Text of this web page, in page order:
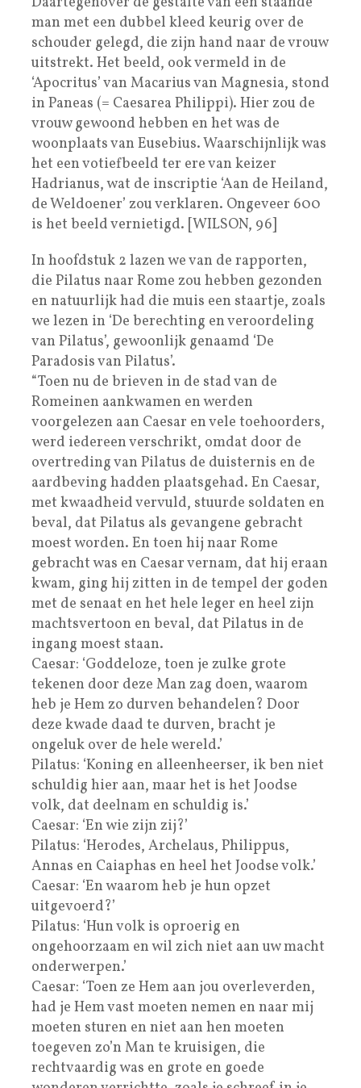
man met een dubbel kleed keurig over de
schouder gelegd, die zijn hand naar de vrouw
uitstrekt. Het beeld, ook vermeld in de
‘Apocritus’ van Macarius van Magnesia, stond
in Paneas (= Caesarea Philippi). Hier zou de
vrouw gewoond hebben en het was de
woonplaats van Eusebius. Waarschijnlijk was
het een votiefbeeld ter ere van keizer
Hadrianus, wat de inscriptie ‘Aan de Heiland,
de Weldoener’ zou verklaren. Ongeveer 600
is het beeld vernietigd. [WILSON, 96]
In hoofdstuk 2 lazen we van de rapporten,
die Pilatus naar Rome zou hebben gezonden
en natuurlijk had die muis een staartje, zoals
we lezen in ‘De berechting en veroordeling
van Pilatus’, gewoonlijk genaamd ‘De
Paradosis van Pilatus’.
“Toen nu de brieven in de stad van de
Romeinen aankwamen en werden
voorgelezen aan Caesar en vele toehoorders,
werd iedereen verschrikt, omdat door de
overtreding van Pilatus de duisternis en de
aardbeving hadden plaatsgehad. En Caesar,
met kwaadheid vervuld, stuurde soldaten en
beval, dat Pilatus als gevangene gebracht
moest worden. En toen hij naar Rome
gebracht was en Caesar vernam, dat hij eraan
kwam, ging hij zitten in de tempel der goden
met de senaat en het hele leger en heel zijn
machtsvertoon en beval, dat Pilatus in de
ingang moest staan.
Caesar: ‘Goddeloze, toen je zulke grote
tekenen door deze Man zag doen, waarom
heb je Hem zo durven behandelen? Door
deze kwade daad te durven, bracht je
ongeluk over de hele wereld.’
Pilatus: ‘Koning en alleenheerser, ik ben niet
schuldig hier aan, maar het is het Joodse
volk, dat deelnam en schuldig is.’
Caesar: ‘En wie zijn zij?’
Pilatus: ‘Herodes, Archelaus, Philippus,
Annas en Caiaphas en heel het Joodse volk.’
Caesar: ‘En waarom heb je hun opzet
uitgevoerd?’
Pilatus: ‘Hun volk is oproerig en
ongehoorzaam en wil zich niet aan uw macht
onderwerpen.’
Caesar: ‘Toen ze Hem aan jou overleverden,
had je Hem vast moeten nemen en naar mij
moeten sturen en niet aan hen moeten
toegeven zo’n Man te kruisigen, die
rechtvaardig was en grote en goede